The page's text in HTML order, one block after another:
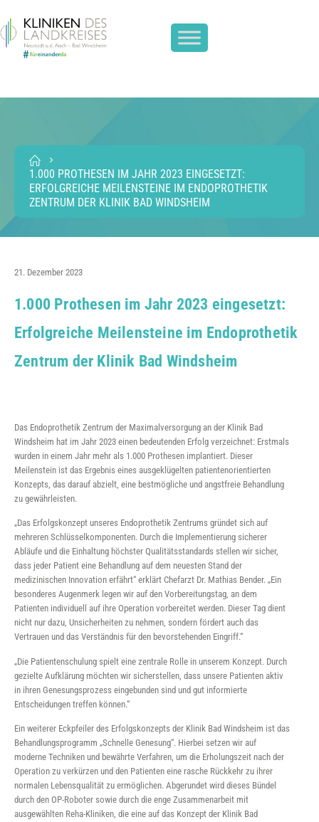
1.000 PROTHESEN IM JAHR 2023 EINGESETZT:
ERFOLGREICHE MEILENSTEINE IM ENDOPROTHETIK
ZENTRUM DER KLINIK BAD WINDSHEIM
21. Dezember 2023
1.000 Prothesen im Jahr 2023 eingesetzt:
Erfolgreiche Meilensteine im Endoprothetik
Zentrum der Klinik Bad Windsheim
Das Endoprothetik Zentrum der Maximalversorgung an der Klinik Bad
Windsheim hat im Jahr 2023 einen bedeutenden Erfolg verzeichnet: Erstmals
wurden in einem Jahr mehr als 1.000 Prothesen implantiert. Dieser
Meilenstein ist das Ergebnis eines ausgeklügelten patientenorientierten
Konzepts, das darauf abzielt, eine bestmögliche und angstfreie Behandlung
zu gewährleisten.
„Das Erfolgskonzept unseres Endoprothetik Zentrums gründet sich auf
mehreren Schlüsselkomponenten. Durch die Implementierung sicherer
Abläufe und die Einhaltung höchster Qualitätsstandards stellen wir sicher,
dass jeder Patient eine Behandlung auf dem neuesten Stand der
medizinischen Innovation erfährt“ erklärt Chefarzt Dr. Mathias Bender. „Ein
besonderes Augenmerk legen wir auf den Vorbereitungstag, an dem
Patienten individuell auf ihre Operation vorbereitet werden. Dieser Tag dient
nicht nur dazu, Unsicherheiten zu nehmen, sondern fördert auch das
Vertrauen und das Verständnis für den bevorstehenden Eingriff.“
„Die Patientenschulung spielt eine zentrale Rolle in unserem Konzept. Durch
gezielte Aufklärung möchten wir sicherstellen, dass unsere Patienten aktiv
in ihren Genesungsprozess eingebunden sind und gut informierte
Entscheidungen treffen können.“
Ein weiterer Eckpfeiler des Erfolgskonzepts der Klinik Bad Windsheim ist das
Behandlungsprogramm „Schnelle Genesung“. Hierbei setzen wir auf
moderne Techniken und bewährte Verfahren, um die Erholungszeit nach der
Operation zu verkürzen und den Patienten eine rasche Rückkehr zu ihrer
normalen Lebensqualität zu ermöglichen. Abgerundet wird dieses Bündel
durch den OP-Roboter sowie durch die enge Zusammenarbeit mit
ausgewählten Reha-Kliniken, die eine auf das Konzept der Klinik Bad